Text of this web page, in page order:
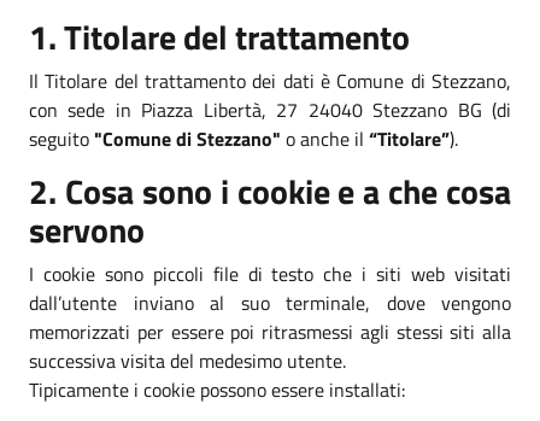
1. Titolare del trattamento
Il Titolare del trattamento dei dati è Comune di Stezzano,
con sede in Piazza Libertà, 27 24040 Stezzano BG (di
seguito"Comune di Stezzano" o anche il “Titolare”).
2. Cosa sono i cookie e a che cosa
servono
I cookie sono piccoli file di testo che i siti web visitati
dall’utente inviano al suo terminale, dove vengono
memorizzati per essere poi ritrasmessi agli stessi siti alla
successiva visita del medesimo utente.
Tipicamente i cookie possono essere installati: